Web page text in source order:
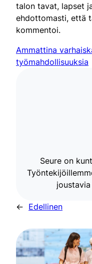
talon tavat, lapset
ehdottomasti, että
kommentoi.
Ammattina
työmahdollisuuksia
Seure on
← Edellinen